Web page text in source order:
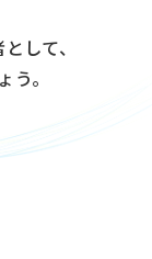
して、
。